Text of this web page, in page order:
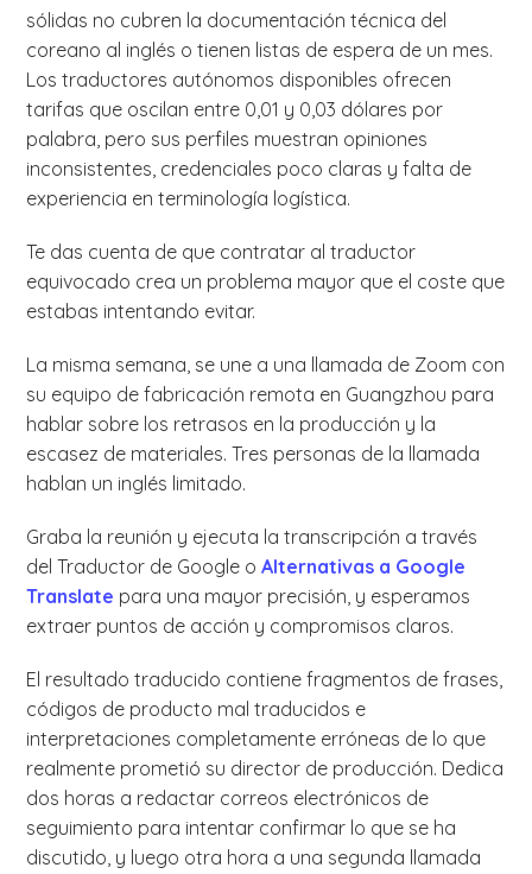
sólidas no cubren la documentación técnica del
coreano al inglés o tienen listas de espera de un mes.
Los traductores autónomos disponibles ofrecen
tarifas que oscilan entre 0,01 y 0,03 dólares por
palabra, pero sus perfiles muestran opiniones
inconsistentes, credenciales poco claras y falta de
experiencia en terminología logística.
Te das cuenta de que contratar al traductor
equivocado crea un problema mayor que el coste que
estabas intentando evitar.
La misma semana, se une a una llamada de Zoom con
su equipo de fabricación remota en Guangzhou para
hablar sobre los retrasos en la producción y la
escasez de materiales. Tres personas de la llamada
hablan un inglés limitado.
Graba la reunión y ejecuta la transcripción a través
del Traductor de Google oAlternativas a Google
Translate para una mayor precisión, y esperamos
extraer puntos de acción y compromisos claros.
El resultado traducido contiene fragmentos de frases,
códigos de producto mal traducidos e
interpretaciones completamente erróneas de lo que
realmente prometió su director de producción. Dedica
dos horas a redactar correos electrónicos de
seguimiento para intentar confirmar lo que se ha
discutido, y luego otra hora a una segunda llamada